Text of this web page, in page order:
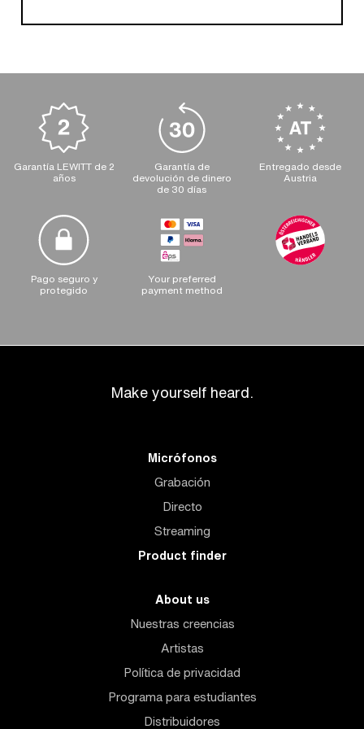
Garantía LEWITT de 2
años
Garantía de
devolución de dinero
de 30 días
Entregado desde
Austria
Pago seguro y
protegido
Your preferred
payment method
Make yourself heard.
Micrófonos
Grabación
Directo
Streaming
Product finder
About us
Nuestras creencias
Artistas
Política de privacidad
Programa para estudiantes
Distribuidores